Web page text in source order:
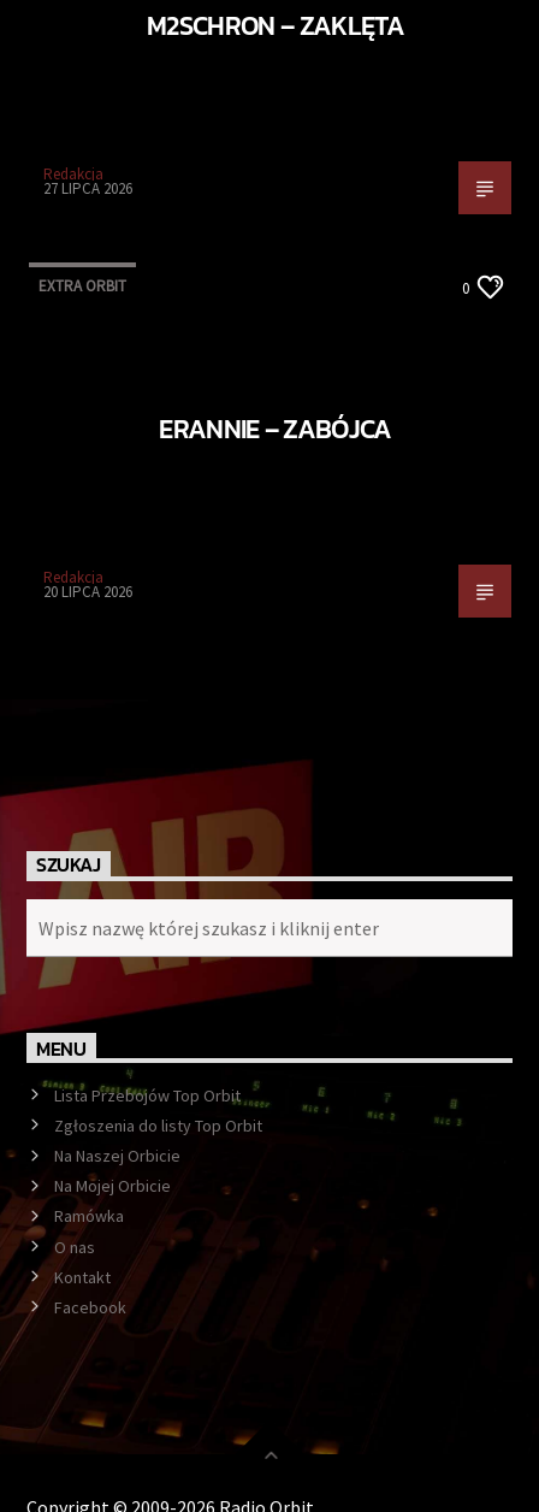
M2SCHRON – ZAKLĘTA
Redakcja
27 LIPCA 2026
EXTRA ORBIT 0
ERANNIE – ZABÓJCA
Redakcja
20 LIPCA 2026
SZUKAJ
MENU
Lista Przebojów Top Orbit
Zgłoszenia do listy Top Orbit
Na Naszej Orbicie
Na Mojej Orbicie
Ramówka
O nas
Kontakt
Facebook
Copyright © 2009-2026 Radio Orbit